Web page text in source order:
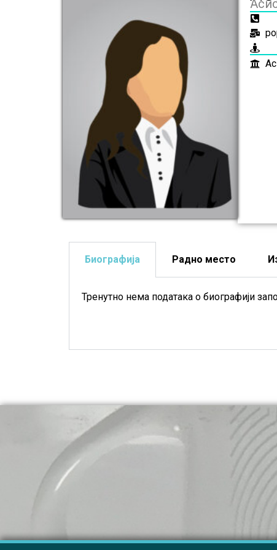
Биографија Радно место
Тренутно нема података о биографији